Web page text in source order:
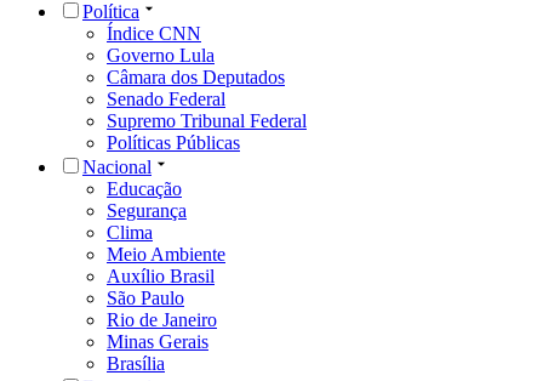
Política
Índice CNN
Governo Lula
Câmara dos Deputados
Senado Federal
Supremo Tribunal Federal
Políticas Públicas
Nacional
Educação
Segurança
Clima
Meio Ambiente
Auxílio Brasil
São Paulo
Rio de Janeiro
Minas Gerais
Brasília